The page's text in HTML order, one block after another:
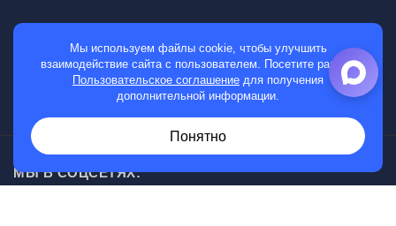
МАГАЗИН
Мужские часы
МЫ В СОЦСЕТЯХ:
Мы используем файлы cookie, чтобы улучшить
взаимодействие сайта с пользователем. Посетите раздел
Пользовательское соглашение для получения
дополнительной информации.
Понятно